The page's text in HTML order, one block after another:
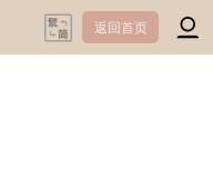
返回首页